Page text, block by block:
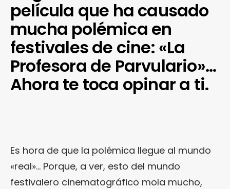
película que ha causado
mucha polémica en
festivales de cine: «La
Profesora de Parvulario»…
Ahora te toca opinar a ti.
Es hora de que la polémica llegue al mundo
«real»… Porque, a ver, esto del mundo
festivalero cinematográfico mola mucho,